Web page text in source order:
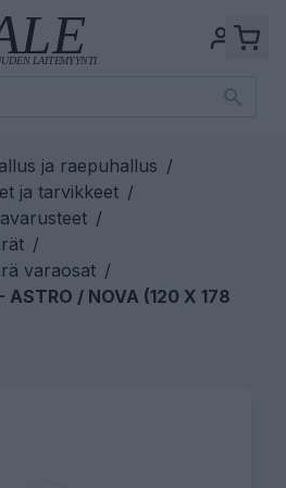
ja raepuhallus /
ja tarvikkeet /
/
/
varaosat /
ASTRO / NOVA (120 X 178